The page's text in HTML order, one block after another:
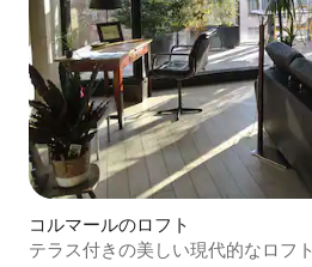
コルマールのロフト
テラス付きの美しい現代的なロフト